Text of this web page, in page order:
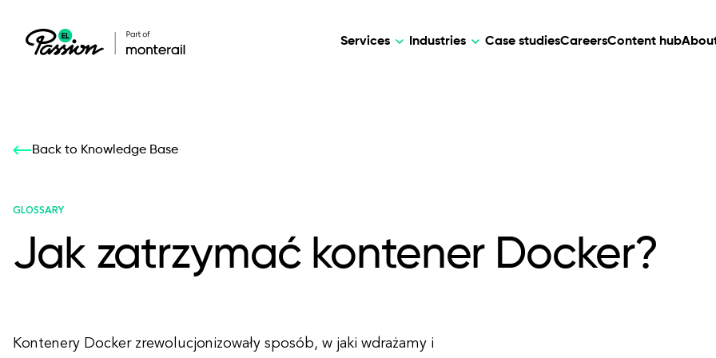
Services
Our services: build,
All services
Industries
Our services: build,
Case studiesCareersContent hub
Back to Knowledge Base
GLOSSARY
Jak zatrzymać kontener Docker?
Kontenery Docker zrewolucjonizowały sposób, w jaki wdrażamy i